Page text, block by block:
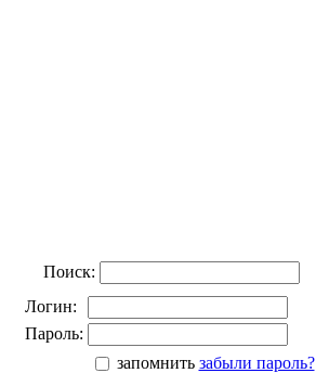
Поиск:
Логин:
Пароль:
запомнить забыли пароль?